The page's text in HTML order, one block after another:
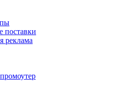
поставки
реклама